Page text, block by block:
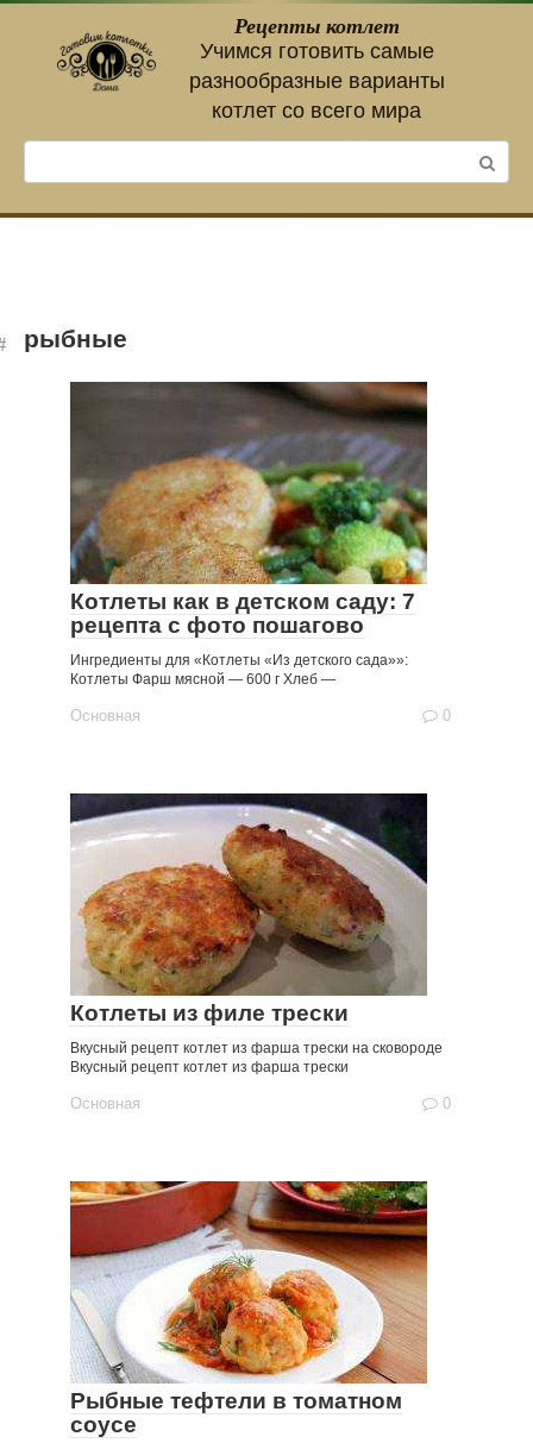
контенту
Рецепты котлет
Учимся готовить самые
разнообразные варианты
котлет со всего мира
рыбные
Котлеты как в детском саду: 7
рецепта с фото пошагово
Ингредиенты для «Котлеты «Из детского сада»»:
Котлеты Фарш мясной — 600 г Хлеб —
Основная 0
Котлеты из филе трески
Вкусный рецепт котлет из фарша трески на сковороде
Вкусный рецепт котлет из фарша трески
Основная 0
Рыбные тефтели в томатном
соусе